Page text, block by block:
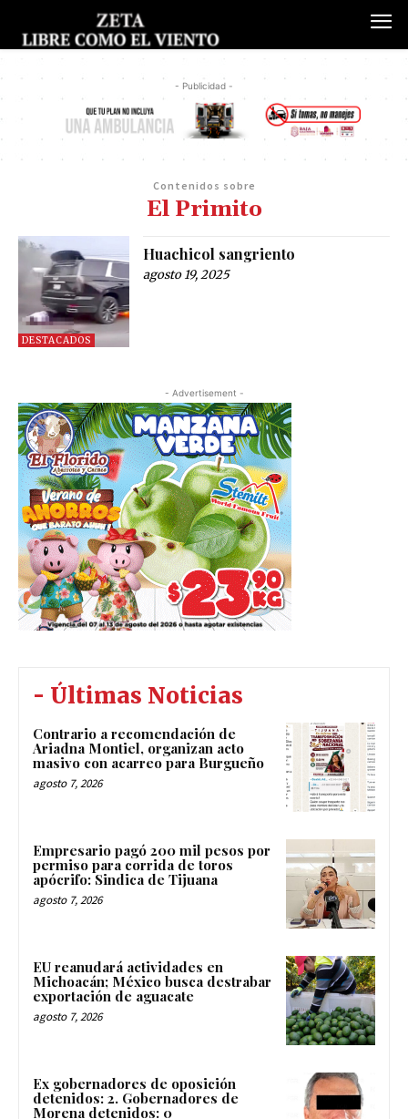
- Publicidad -
Contenidos sobre
El Primito
DESTACADOS
Huachicol sangriento
agosto 19, 2025
- Advertisement -
- Últimas Noticias
Contrario a recomendación de
Ariadna Montiel, organizan acto
masivo con acarreo para Burgueño
agosto 7, 2026
Empresario pagó 200 mil pesos por
permiso para corrida de toros
apócrifo: Sindica de Tijuana
agosto 7, 2026
EU reanudará actividades en
Michoacán; México busca destrabar
exportación de aguacate
agosto 7, 2026
Ex gobernadores de oposición
detenidos: 2. Gobernadores de
Morena detenidos: 0